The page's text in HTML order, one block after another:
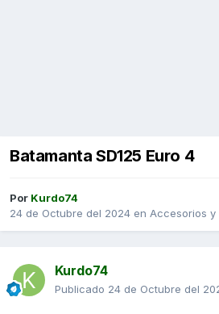
Batamanta SD125 Euro 4
Por Kurdo74
24 de Octubre del 2024 en Accesorios y
Kurdo74
Publicado 24 de Octubre del